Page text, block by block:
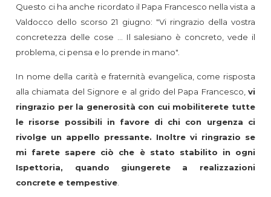
Questo ci ha anche ricordato il Papa Francesco nella vista a
Valdocco dello scorso 21 giugno: "Vi ringrazio della vostra
concretezza delle cose ... Il salesiano è concreto, vede il
problema, ci pensa e lo prende in mano".
In nome della carità e fraternità evangelica, come risposta
alla chiamata del Signore e al grido del Papa Francesco, vi
ringrazio per la generosità con cui mobiliterete tutte
le risorse possibili in favore di chi con urgenza ci
rivolge un appello pressante. Inoltre vi ringrazio se
mi farete sapere ciò che è stato stabilito in ogni
Ispettoria, quando giungerete a realizzazioni
concrete e tempestive